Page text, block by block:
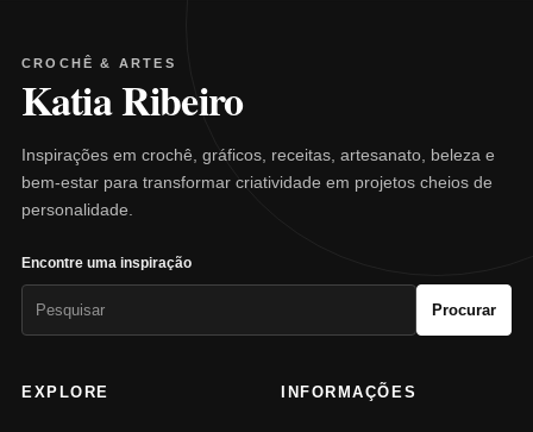
CROCHÊ & ARTES
Katia Ribeiro
Inspirações em crochê, gráficos, receitas, artesanato, beleza e
bem-estar para transformar criatividade em projetos cheios de
personalidade.
Encontre uma inspiração
Procurar
EXPLORE INFORMAÇÕES